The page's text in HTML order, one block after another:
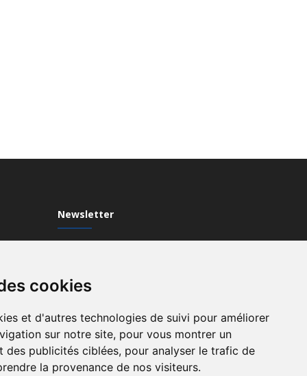
cookies
et d'autres technologies de suivi pour améliorer
sur notre site, pour vous montrer un
des publicités ciblées, pour analyser le trafic de
la provenance de nos visiteurs.
Newsletter